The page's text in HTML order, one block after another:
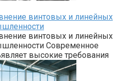
винтовых и линейных
винтовых и линейных
Современное
высокие требования